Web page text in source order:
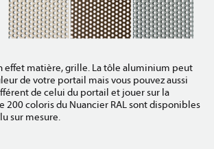
effet matière, grille. La tôle aluminium peut
de votre portail mais vous pouvez aussi
de celui du portail et jouer sur la
200 coloris du Nuancier RAL sont disponibles
sur mesure.